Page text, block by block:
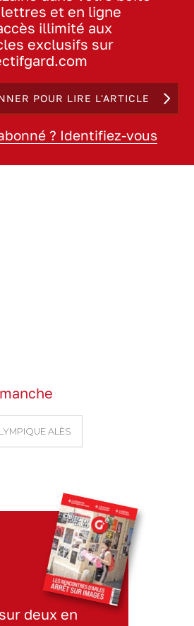
et en ligne
illimité aux
exclusifs sur
POUR LIRE L'ARTICLE
? Identifiez-vous
ALÈS
deux en